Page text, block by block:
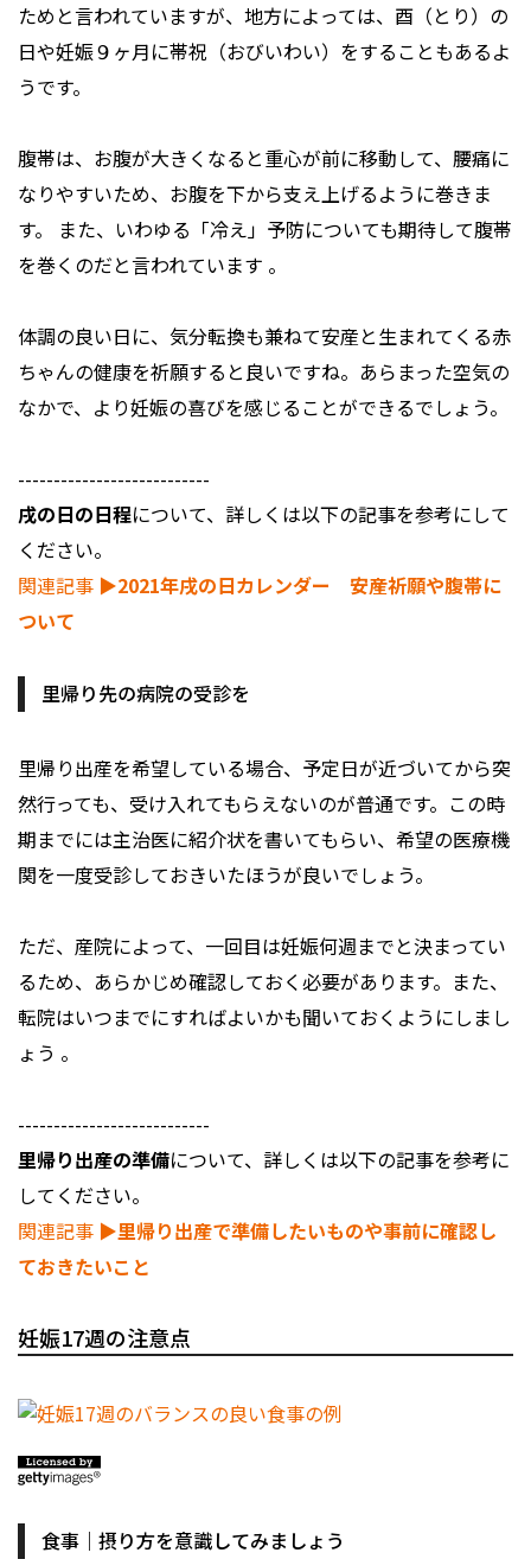
ためと言われていますが、地方によっては、酉（とり）の
日や妊娠９ヶ月に帯祝（おびいわい）をすることもあるよ
うです。
腹帯は、お腹が大きくなると重心が前に移動して、腰痛に
なりやすいため、お腹を下から支え上げるように巻きま
す。 また、いわゆる「冷え」予防についても期待して腹帯
を巻くのだと言われています 。
体調の良い日に、気分転換も兼ねて安産と生まれてくる赤
ちゃんの健康を祈願すると良いですね。あらまった空気の
なかで、より妊娠の喜びを感じることができるでしょう。
---------------------------
戌の日の日程について、詳しくは以下の記事を参考にして
ください。
関連記事 ▶︎2021年戌の日カレンダー 安産祈願や腹帯に
ついて
里帰り先の病院の受診を
里帰り出産を希望している場合、予定日が近づいてから突
然行っても、受け入れてもらえないのが普通です。この時
期までには主治医に紹介状を書いてもらい、希望の医療機
関を一度受診しておきいたほうが良いでしょう。
ただ、産院によって、一回目は妊娠何週までと決まってい
るため、あらかじめ確認しておく必要があります。また、
転院はいつまでにすればよいかも聞いておくようにしまし
ょう 。
---------------------------
里帰り出産の準備について、詳しくは以下の記事を参考に
してください。
関連記事 ▶︎里帰り出産で準備したいものや事前に確認し
ておきたいこと
妊娠17週の注意点
食事｜摂り方を意識してみましょう